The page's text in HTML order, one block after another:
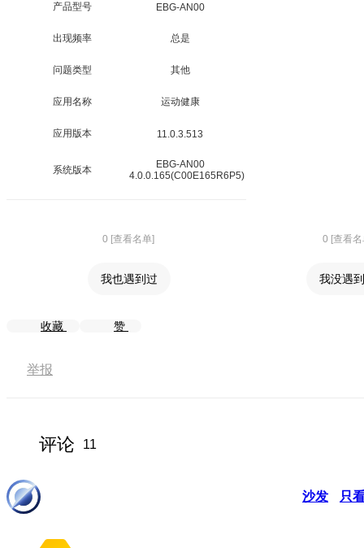
产品型号 EBG-AN00
出现频率 总是
问题类型 其他
应用名称 运动健康
应用版本 11.0.3.513
系统版本
EBG-AN00
4.0.0.165(C00E165R6P5)
0 [查看名单] 0 [查看名
我也遇到过 我没遇
收藏 赞
举报
评论 11
沙发 只